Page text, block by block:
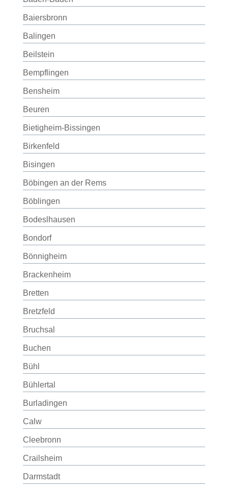
Baiersbronn
Balingen
Beilstein
Bempflingen
Bensheim
Beuren
Bietigheim-Bissingen
Birkenfeld
Bisingen
Böbingen an der Rems
Böblingen
Bodeslhausen
Bondorf
Bönnigheim
Brackenheim
Bretten
Bretzfeld
Bruchsal
Buchen
Bühl
Bühlertal
Burladingen
Calw
Cleebronn
Crailsheim
Darmstadt